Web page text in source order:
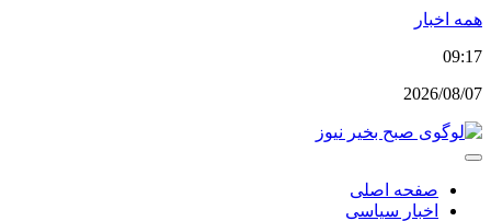
پرش
محتوا
همه اخبار
09:17
2026/08/07
صفحه اصلی
اخبار سیاسی